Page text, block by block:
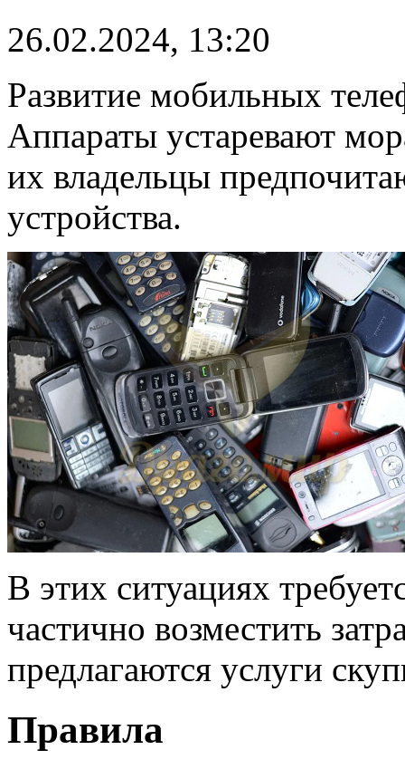
26.02.2024, 13:20
Развитие мобильных
Аппараты устаревают
их владельцы
устройства.
В этих ситуациях
частично возместить
предлагаются услуги
Правила